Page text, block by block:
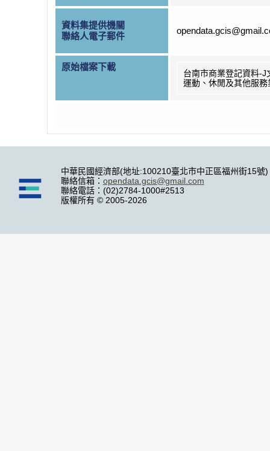
資料集提供機關
聯絡人電子郵件
原始檔案下載
台南市商業登記資料-J
運動、休閒及其他服務
中華民國經濟部(地址:100210臺北市中正區福州街15號)
聯絡信箱： opendata.gcis@gmail.com
聯絡電話：(02)2784-1000#2513
版權所有 © 2005-2026